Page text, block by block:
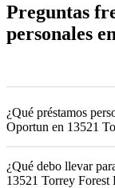
Preguntas
personales
¿Qué préstamos
Oportun en 13521
¿Qué debo llevar
13521 Torrey Forest